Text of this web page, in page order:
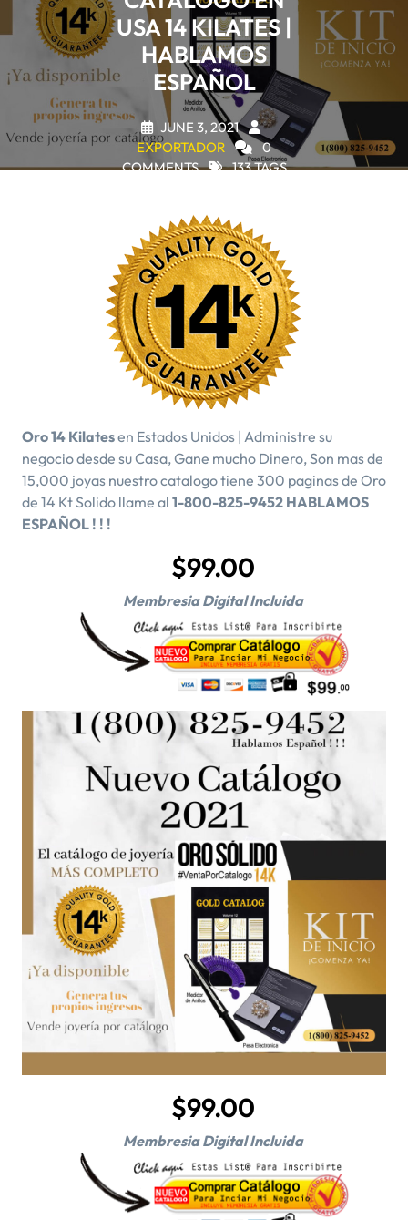
USA 14 KILATES |
HABLAMOS
ESPAÑOL
JUNE 3, 2021
EXPORTADOR
0
COMMENTS
133 TAGS
Oro 14 Kilatesen Estados Unidos | Administre su
negocio desde su Casa, Gane mucho Dinero, Son mas de
15,000 joyas nuestro catalogo tiene 300 paginas de Oro
de 14 Kt Solido llame al 1-800-825-9452 HABLAMOS
ESPAÑOL ! ! !
$99.00
Membresia Digital Incluida
$99.00
Membresia Digital Incluida